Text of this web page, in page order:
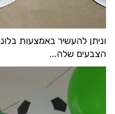
וניתן להעשיר באמצעות
הצבעים שלה...